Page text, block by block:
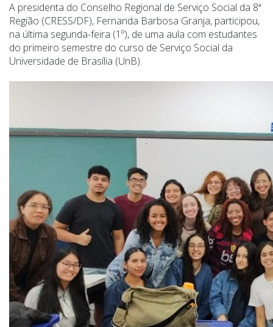
A presidenta do Conselho Regional de Serviço Social da 8ª
Região (CRESS/DF), Fernanda Barbosa Granja, participou,
na última segunda-feira (1º), de uma aula com estudantes
do primeiro semestre do curso de Serviço Social da
Universidade de Brasília (UnB).